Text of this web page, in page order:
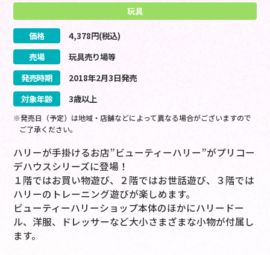
玩具
価格 4,378円(税込)
売場
玩具売り場等
発売時期
2018年2月3日発売
対象年齢
3歳以上
※発売日（予定）は地域・店舗などによって異なる場合がございますので
ご了承ください。
ハリーが手掛けるお店”ビューティーハリー”がプリコー
デハウスシリーズに登場！
１階ではお買い物遊び、２階ではお世話遊び、３階では
ハリーのトレーニング遊びが楽しめます。
ビューティーハリーショップ本体のほかにハリードー
ル、洋服、ドレッサーなど大小さまざまな小物が付属し
ます。